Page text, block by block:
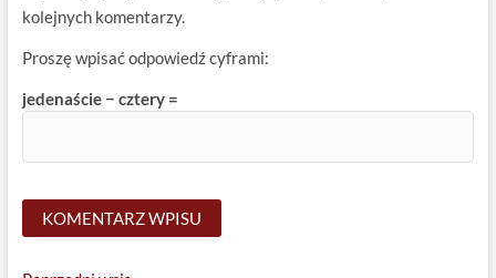
kolejnych komentarzy.
Proszę wpisać odpowiedź cyframi:
jedenaście − cztery =